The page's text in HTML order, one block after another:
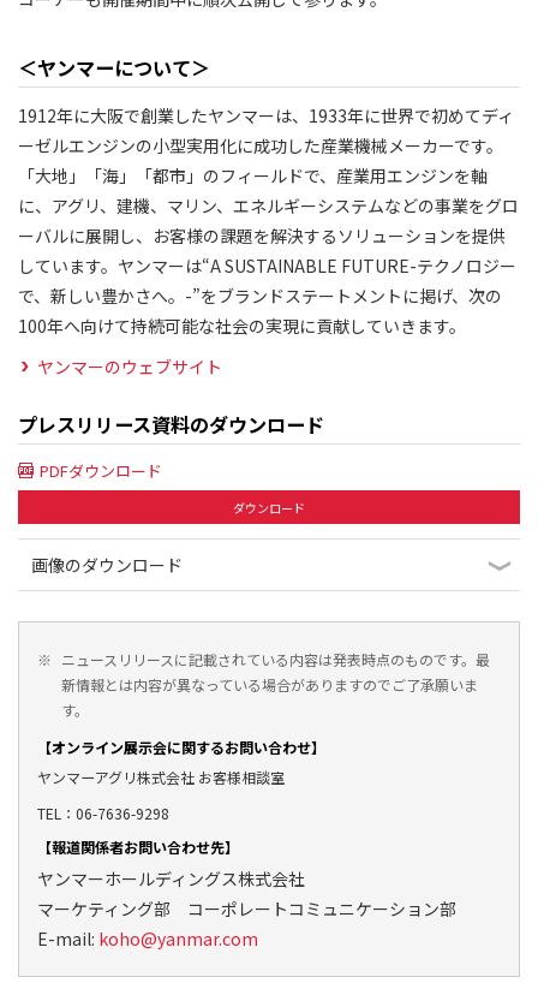
＜ヤンマーについて＞
1912年に大阪で創業したヤンマーは、1933年に世界で初めてディ
ーゼルエンジンの小型実用化に成功した産業機械メーカーです。
「大地」「海」「都市」のフィールドで、産業用エンジンを軸
に、アグリ、建機、マリン、エネルギーシステムなどの事業をグロ
ーバルに展開し、お客様の課題を解決するソリューションを提供
しています。ヤンマーは“A SUSTAINABLE FUTURE-テクノロジー
で、新しい豊かさへ。-”をブランドステートメントに掲げ、次の
100年へ向けて持続可能な社会の実現に貢献していきます。
ヤンマーのウェブサイト
プレスリリース資料のダウンロード
PDFダウンロード
ダウンロード
画像のダウンロード
※ ニュースリリースに記載されている内容は発表時点のものです。最
新情報とは内容が異なっている場合がありますのでご了承願いま
す。
【オンライン展示会に関するお問い合わせ】
ヤンマーアグリ株式会社 お客様相談室
TEL：06-7636-9298
【報道関係者お問い合わせ先】
ヤンマーホールディングス株式会社
マーケティング部 コーポレートコミュニケーション部
E-mail: koho@yanmar.com